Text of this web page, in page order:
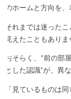
のホームと方向を
それまでは迷った
見えたこともありま
おそらく、“前の部
とした認識”が、異
「見ているものは